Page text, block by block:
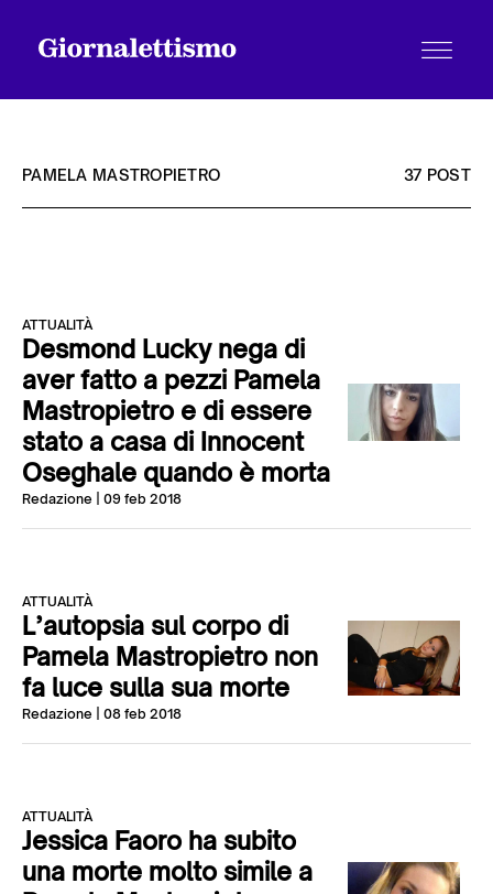
Chi siamo
Contatti
PAMELA MASTROPIETRO 37 POST
ATTUALITÀ
Desmond Lucky nega di
aver fatto a pezzi Pamela
Mastropietro e di essere
stato a casa di Innocent
Oseghale quando è morta
Redazione | 09 feb 2018
ATTUALITÀ
L’autopsia sul corpo di
Pamela Mastropietro non
fa luce sulla sua morte
Redazione | 08 feb 2018
ATTUALITÀ
Jessica Faoro ha subito
una morte molto simile a